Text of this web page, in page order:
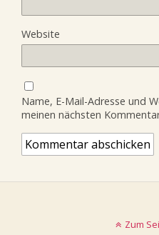
Website
Name, E-Mail-Adresse und
meinen nächsten
Zum